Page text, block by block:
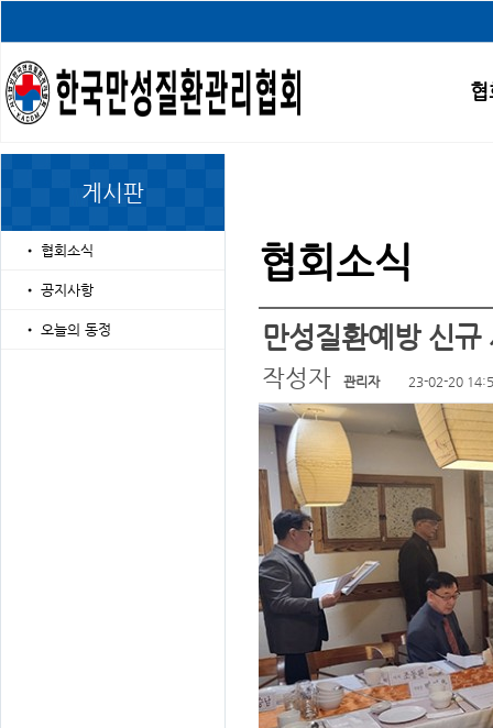
게시판
• 협회소식
• 공지사항
• 오늘의 동정
협회소식
만성질환예방 신규
작성자 관리자 23-02-20